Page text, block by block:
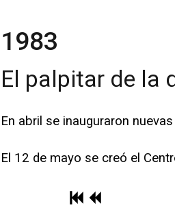
1983
El palpitar de la
En abril se inauguraron
El 12 de mayo se creó el